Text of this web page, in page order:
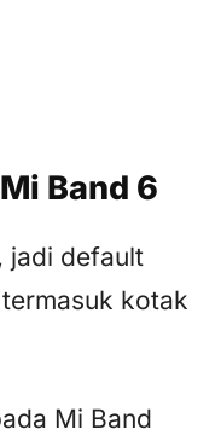
Band 6
jadi default
kotak
Mi Band